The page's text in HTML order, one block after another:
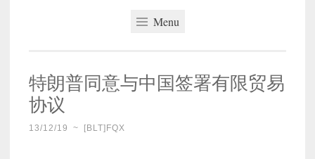
Menu
特朗普同意与中国签署有限贸易
协议
13/12/19 ~ [BLT]FQX